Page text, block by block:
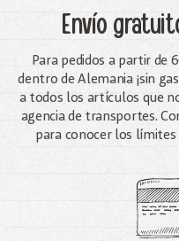
Envío
Para pedidos a partir de
dentro de Alemania ¡sin
a todos los artículos que
agencia de transportes.
para conocer los